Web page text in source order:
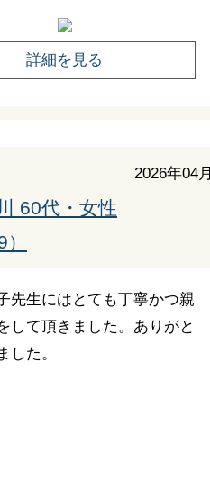
詳細を見る
2026年04月
60代・女性
先生にはとても丁寧かつ親
して頂きました。ありがと
した。